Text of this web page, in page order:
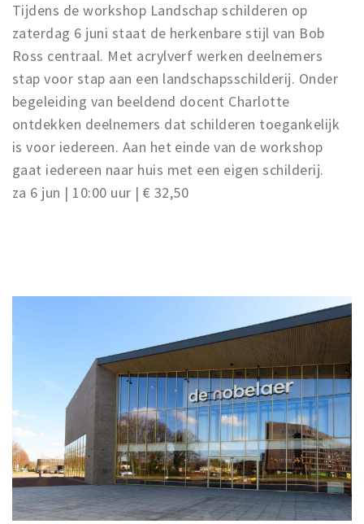
Tijdens de workshop Landschap schilderen op
zaterdag 6 juni staat de herkenbare stijl van Bob
Ross centraal. Met acrylverf werken deelnemers
stap voor stap aan een landschapsschilderij. Onder
begeleiding van beeldend docent Charlotte
ontdekken deelnemers dat schilderen toegankelijk
is voor iedereen. Aan het einde van de workshop
gaat iedereen naar huis met een eigen schilderij.
za 6 jun | 10:00 uur | € 32,50